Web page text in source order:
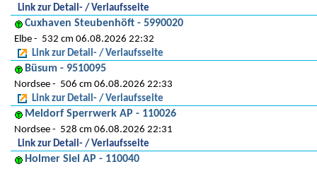
Link zur Detail- / Verlaufsseite
Cuxhaven Steubenhöft - 5990020
Elbe
532 cm 06.08.2026 22:32
Link zur Detail- / Verlaufsseite
Büsum - 9510095
Nordsee
506 cm 06.08.2026 22:33
Link zur Detail- / Verlaufsseite
Meldorf Sperrwerk AP - 110026
Nordsee
528 cm 06.08.2026 22:31
Link zur Detail- / Verlaufsseite
Holmer Siel AP - 110040